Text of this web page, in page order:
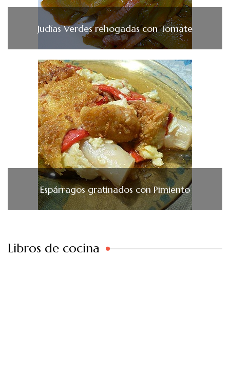
Judías Verdes rehogadas con Tomate
Espárragos gratinados con Pimiento
Libros de cocina